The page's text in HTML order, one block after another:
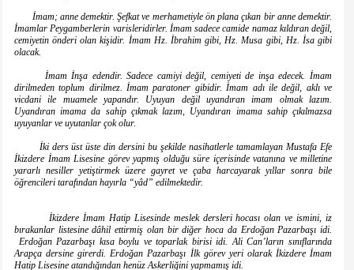
İmam; anne demektir. Şefkat ve merhametiyle ön plana çıkan bir anne demektir.
İmamlar Peygamberlerin varisleridirler. İmam sadece camide namaz kıldıran değil,
cemiyetin önderi olan kişidir. İmam Hz. İbrahim gibi, Hz. Musa gibi, Hz. İsa gibi
olacak.
İmam İnşa edendir. Sadece camiyi değil, cemiyeti de inşa edecek. İmam
dirilmeden toplum dirilmez. İmam paratoner gibidir. İmam adı ile değil, aklı ve
vicdani ile muamele yapandır. Uyuyan değil uyandıran imam olmak lazım.
Uyandıran imama da sahip çıkmak lazım, Uyandıran imama sahip çıkılmazsa
uyuyanlar ve uyutanlar çok olur.
İki ders üst üste din dersini bu şekilde nasihatlerle tamamlayan Mustafa Efe
İkizdere İmam Lisesine görev yapmış olduğu süre içerisinde vatanına ve milletine
yararlı nesiller yetiştirmek üzere gayret ve çaba harcayarak yıllar sonra bile
öğrencileri tarafından hayırla “yâd” edilmektedir.
İkizdere İmam Hatip Lisesinde meslek dersleri hocası olan ve ismini, iz
bırakanlar listesine dâhil ettirmiş olan bir diğer hoca da Erdoğan Pazarbaşı idi.
Erdoğan Pazarbaşı kısa boylu ve toparlak birisi idi. Ali Can’ların sınıflarında
Arapça dersine girerdi. Erdoğan Pazarbaşı İlk görev yeri olarak İkizdere İmam
Hatip Lisesine atandığından henüz Askerliğini yapmamış idi.